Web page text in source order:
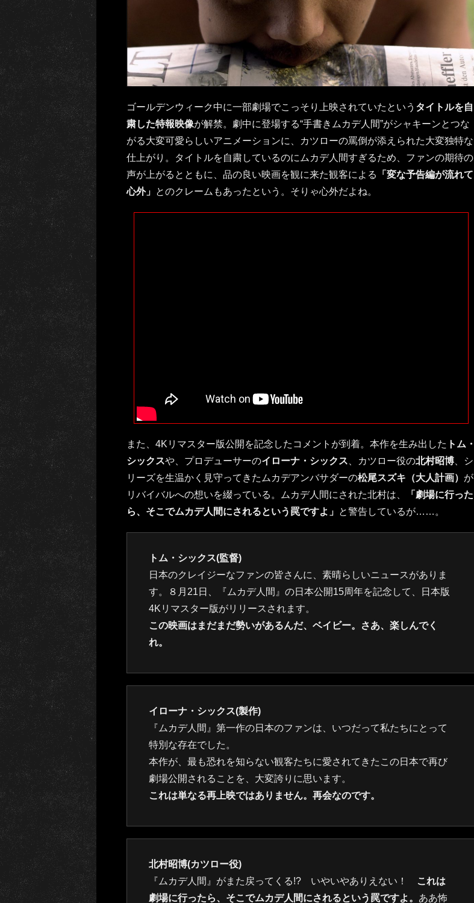
ゴールデンウィーク中に一部劇場でこっそり上映されていたという タイトルを自
粛した特報映像が解禁。劇中に登場する“手書きムカデ人間”がシャキーンとつな
がる大変可愛らしいアニメーションに、カツローの罵倒が添えられた大変独特な
仕上がり。タイトルを自粛しているのにムカデ人間すぎるため、ファンの期待の
声が上がるとともに、品の良い映画を観に来た観客による
「変な予告編が流れて
心外」 とのクレームもあったという。そりゃ心外だよね。
また、4Kリマスター版公開を記念したコメントが到着。本作を生み出した トム・
シックスや、プロデューサーのイローナ・シックス 、カツロー役の北村昭博 、シ
リーズを生温かく見守ってきたムカデアンバサダーの松尾スズキ（大人計画） が
リバイバルへの想いを綴っている。ムカデ人間にされた北村は、
「劇場に行った
ら、そこでムカデ人間にされるという罠ですよ」 と警告しているが……。
トム・シックス(監督)
日本のクレイジーなファンの皆さんに、素晴らしいニュースがありま
す。８月21日、『ムカデ人間』の日本公開15周年を記念して、日本版
4Kリマスター版がリリースされます。
この映画はまだまだ勢いがあるんだ、ベイビー。さあ、楽しんでく
れ。
イローナ・シックス(製作)
『ムカデ人間』第一作の日本のファンは、いつだって私たちにとって
特別な存在でした。
本作が、最も恐れを知らない観客たちに愛されてきたこの日本で再び
劇場公開されることを、大変誇りに思います。
これは単なる再上映ではありません。再会なのです。
北村昭博(カツロー役)
『ムカデ人間』がまた戻ってくる!? いやいやありえない！
これは
劇場に行ったら、そこでムカデ人間にされるという罠ですよ。 ああ怖